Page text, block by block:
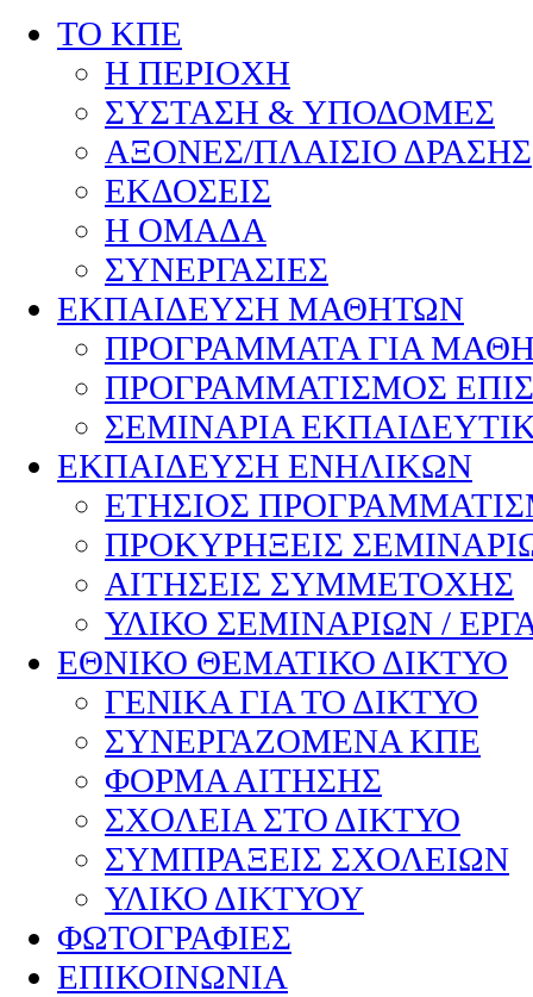
ΤΟ ΚΠΕ
Η ΠΕΡΙΟΧΗ
ΣΥΣΤΑΣΗ & ΥΠΟΔΟΜΕΣ
ΑΞΟΝΕΣ/ΠΛΑΙΣΙΟ ΔΡΑΣΗΣ
ΕΚΔΟΣΕΙΣ
Η ΟΜΑΔΑ
ΣΥΝΕΡΓΑΣΙΕΣ
ΕΚΠΑΙΔΕΥΣΗ ΜΑΘΗΤΩΝ
ΠΡΟΓΡΑΜΜΑΤΑ ΓΙΑ
ΠΡΟΓΡΑΜΜΑΤΙΣΜΟΣ
ΣΕΜΙΝΑΡΙΑ
ΕΚΠΑΙΔΕΥΣΗ ΕΝΗΛΙΚΩΝ
ΕΤΗΣΙΟΣ
ΠΡΟΚΥΡΗΞΕΙΣ
ΑΙΤΗΣΕΙΣ ΣΥΜΜΕΤΟΧΗΣ
ΥΛΙΚΟ ΣΕΜΙΝΑΡΙΩΝ /
ΕΘΝΙΚΟ ΘΕΜΑΤΙΚΟ ΔΙΚΤΥΟ
ΓΕΝΙΚΑ ΓΙΑ ΤΟ ΔΙΚΤΥΟ
ΣΥΝΕΡΓΑΖΟΜΕΝΑ ΚΠΕ
ΦΟΡΜΑ ΑΙΤΗΣΗΣ
ΣΧΟΛΕΙΑ ΣΤΟ ΔΙΚΤΥΟ
ΣΥΜΠΡΑΞΕΙΣ ΣΧΟΛΕΙΩΝ
ΥΛΙΚΟ ΔΙΚΤΥΟΥ
ΦΩΤΟΓΡΑΦΙΕΣ
ΕΠΙΚΟΙΝΩΝΙΑ